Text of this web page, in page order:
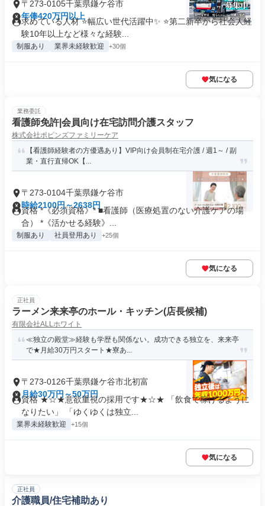
〒273-0105千葉県鎌ケ谷市
年俸420万円以上
求めている人材 ⭐幅広い世代活躍中✨ ⭐第二新卒から社会人経
験10年以上など様々な経験...
制服あり 業界未経験歓迎 +30個
気になる
業務委託
看護師免許|会員向け在宅訪問介護スタッフ
株式会社ポピンズファミリーケア
【看護師経験者の方優遇あり】VIP向け会員制在宅介護 / 週1～ / 副
業・直行直帰OK【...
〒273-0104千葉県鎌ケ谷市
時給2100円～2638円
資格 *《必須資格》* ■看護師（医療処置のない介護ケアの場
合） *《活かせる経験》...
制服あり 社員登用あり +25個
気になる
正社員
ラーメン来来亭のホール・キッチン(店長候補)
有限会社ALLホワイト
≪独立の殿堂≫経験も学歴も関係ない。成功できる独立を、来来亭
で★月給30万円スタート★寮あ...
〒273-0126千葉県鎌ケ谷市北初富
月給30万円～50万円
資格 ★☆★意欲重視の採用です★☆★ 「飲食で稼げるように
なりたい」 「ゆくゆくは独立...
業界未経験歓迎 +15個
気になる
正社員
介護職員/住宅補助あり